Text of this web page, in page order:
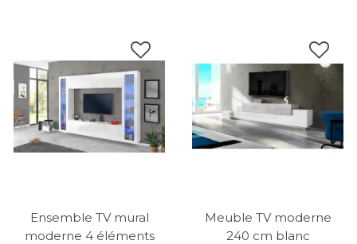
Ensemble TV mural
moderne 4 éléments
Meuble TV moderne
240 cm blanc